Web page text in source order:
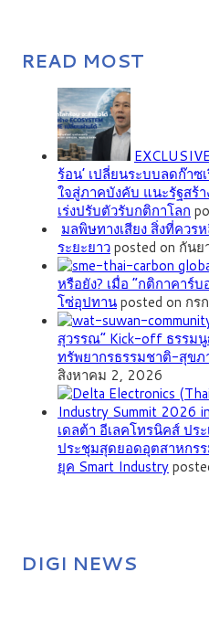
READ MOST
ร้อน’ เปลี่ยนระบบลดก๊า
ใจสู่ภาคบังคับ แนะรัฐสร้
เร่งปรับตัวรับกติกาโลก
มลพิษทางเสียง สิ่งที่ควร
ระยะยาวposted on กัน
หรือยัง? เมื่อ “กติกาคาร์
โซ่อุปทานposted on ก
สุวรรณ” Kick-off ธรรม
ทรัพยากรธรรมชาติ-สุข
สิงหาคม 2, 2026
เดลต้า อีเลคโทรนิคส์ ปร
ประชุมสุดยอดอุตสาหกร
ยุค Smart Industry
DIGI NEWS